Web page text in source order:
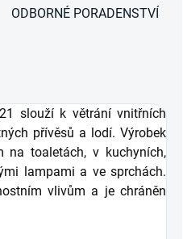
ODBORNÉ PORADENSTVÍ
slouží k větrání vnitřních
přívěsů a lodí. Výrobek
na toaletách, v kuchyních,
lampami a ve sprchách.
vlivům a je chráněn